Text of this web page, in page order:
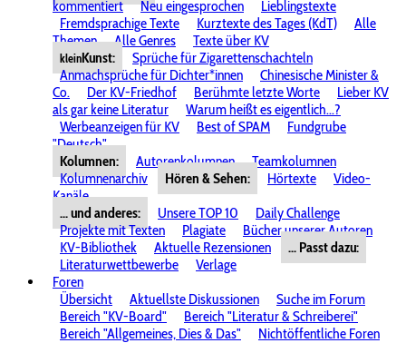
kommentiert
Neu eingesprochen
Lieblingstexte
Fremdsprachige Texte
Kurztexte des Tages (KdT)
Alle
Themen
Alle Genres Texte über KV
kleinKunst:
Sprüche für Zigarettenschachteln
Anmachsprüche für Dichter*innen
Chinesische Minister &
Co.
Der KV-Friedhof Berühmte letzte Worte
Lieber KV
als gar keine Literatur
Warum heißt es eigentlich...?
Werbeanzeigen für KV
Best of SPAM
Fundgrube
"Deutsch"
Kolumnen:
Autorenkolumnen
Teamkolumnen
Kolumnenarchiv
Hören & Sehen: Hörtexte
Video-
Kanäle
... und anderes:
Unsere TOP 10
Daily Challenge
Projekte mit Texten
Plagiate
Bücher unserer Autoren
KV-Bibliothek
Aktuelle Rezensionen
... Passt dazu:
Literaturwettbewerbe
Verlage
Foren
Übersicht
Aktuellste Diskussionen
Suche im Forum
Bereich "KV-Board"
Bereich "Literatur & Schreiberei"
Bereich "Allgemeines, Dies & Das"
Nichtöffentliche Foren